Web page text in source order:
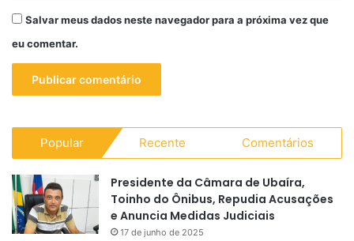
Salvar meus dados neste navegador para a próxima vez que
eu comentar.
Popular Recente Comentários
Presidente da Câmara de Ubaíra,
Toinho do Ônibus, Repudia Acusações
e Anuncia Medidas Judiciais
17 de junho de 2025